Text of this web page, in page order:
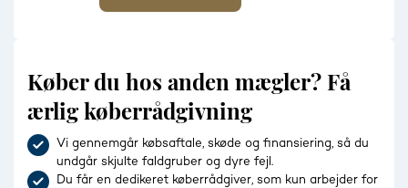
Køber du hos anden mægler? Få
ærlig køberrådgivning
Vi gennemgår købsaftale, skøde og finansiering, så du
undgår skjulte faldgruber og dyre fejl.
Du får en dedikeret køberrådgiver, som kun arbejder for